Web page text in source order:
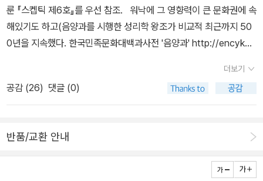
룬 『스켑틱 제6호』를 우선 참조. 워낙에 그 영향력이 큰 문화권에 속
해있기도 하고(음양과를 시행한 성리학 왕조가 비교적 최근까지 50
0년을 지속했다. 한국민족문화대백과사전 '음양과' http://encykor
인 이론체계에 대한, 수리적 미감(數理的 美感)에서 비롯된 기본적
흥미가 없지는 않다(마르크스의 역사유물론이나 프로이트의 정신분
석학에 관하여 칼 포퍼가 지적한 것처럼, 그것이 반증불가능성을 강
작가들이 뛰어들기도 했다(『주역』은 결이 좀 다르지만 여기까지로 넓
와서 영어로 그럴싸하게 번역된다면 상당히 잘 팔릴 소지도 있다고
더보기
공감 (26) 댓글 (0)
반품/교환 안내